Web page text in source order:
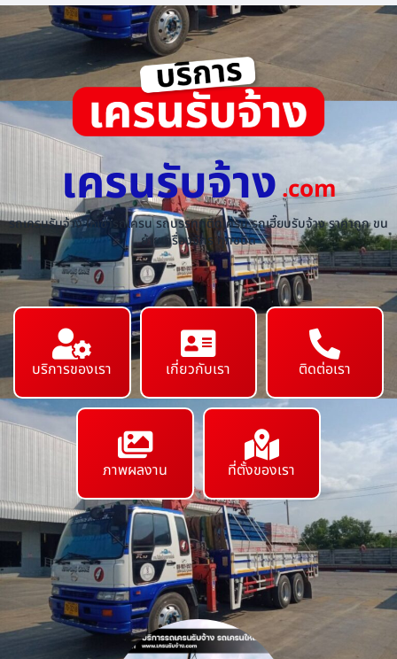
เครนรับจ้าง.com
รถเครนรับจ้าง ให้เช่ารถเครน รถบรรทุกติดเครน รถเฮี๊ยบรับจ้าง ราคาถูก ขน
ย้ายเครื่องจักร ทุกชนิด
บริการของเรา เกี่ยวกับเรา ติดต่อเรา
ภาพผลงาน ที่ตั้งของเรา